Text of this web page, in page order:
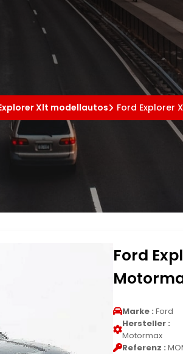
Xlt modellautos Ford Explorer
Ford
Marke : Ford
Hersteller :
Motormax
Referenz :